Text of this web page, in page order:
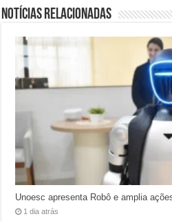
Notícias relacionadas
Unoesc apresenta Robô e amplia
1 dia atrás